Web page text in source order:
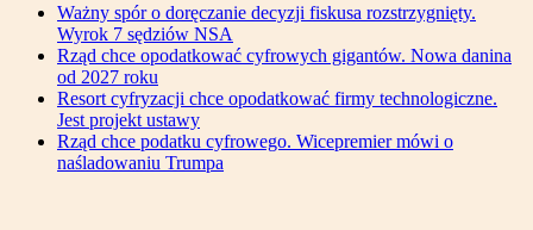
Ważny spór o doręczanie decyzji fiskusa rozstrzygnięty.
Wyrok 7 sędziów NSA
Rząd chce opodatkować cyfrowych gigantów. Nowa danina
od 2027 roku
Resort cyfryzacji chce opodatkować firmy technologiczne.
Jest projekt ustawy
Rząd chce podatku cyfrowego. Wicepremier mówi o
naśladowaniu Trumpa